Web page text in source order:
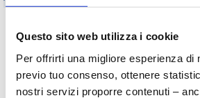
Questo sito web utilizza i cookie
Per offrirti una migliore esperienza di
previo tuo consenso, ottenere
nostri servizi proporre contenuti –
Etichettatura Prodotti cosmetici
Normative internazionali
Notifica al CPNP